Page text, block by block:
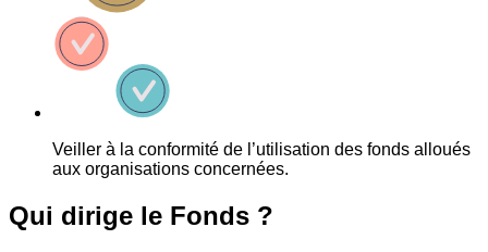
Veiller à la conformité de l’utilisation des fonds alloués
aux organisations concernées.
Qui dirige le Fonds ?